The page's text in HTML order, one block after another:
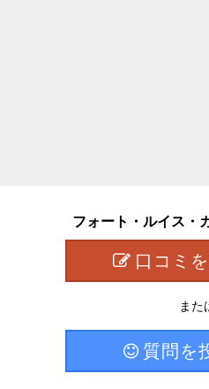
フォート・ルイス・
口コミ
また
質問を